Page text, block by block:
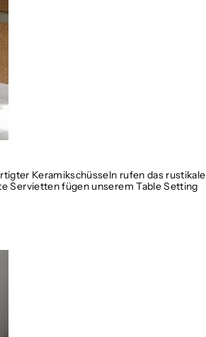
Keramikschüsseln rufen das rustikale
Servietten fügen unserem Table Setting